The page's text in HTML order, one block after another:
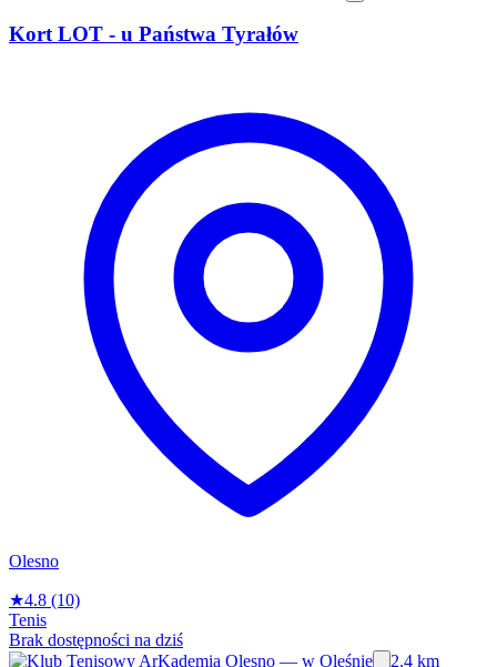
Kort LOT - u Państwa Tyrałów
Olesno
★4.8 (10)
Tenis
Brak dostępności na dziś
2.4 km